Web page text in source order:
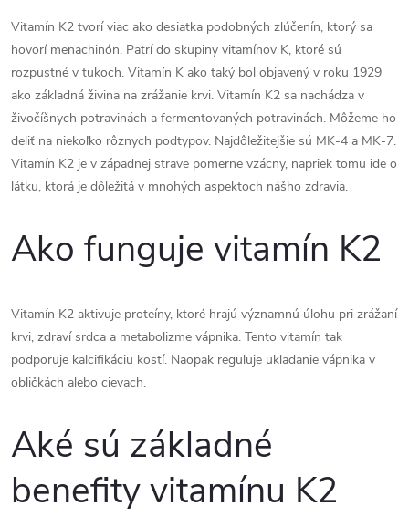
Vitamín K2 tvorí viac ako desiatka podobných zlúčenín, ktorý sa
hovorí menachinón. Patrí do skupiny vitamínov K, ktoré sú
rozpustné v tukoch. Vitamín K ako taký bol objavený v roku 1929
ako základná živina na zrážanie krvi. Vitamín K2 sa nachádza v
živočíšnych potravinách a fermentovaných potravinách. Môžeme ho
deliť na niekoľko rôznych podtypov. Najdôležitejšie sú MK-4 a MK-7.
Vitamín K2 je v západnej strave pomerne vzácny, napriek tomu ide o
látku, ktorá je dôležitá v mnohých aspektoch nášho zdravia.
Ako funguje vitamín K2
Vitamín K2 aktivuje proteíny, ktoré hrajú významnú úlohu pri zrážaní
krvi, zdraví srdca a metabolizme vápnika. Tento vitamín tak
podporuje kalcifikáciu kostí. Naopak reguluje ukladanie vápnika v
obličkách alebo cievach.
Aké sú základné
benefity vitamínu K2